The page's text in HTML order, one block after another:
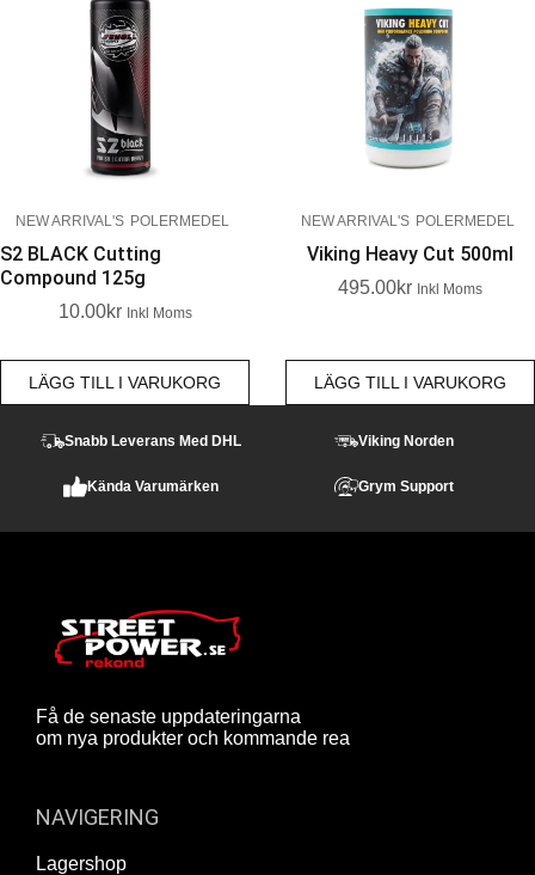
NEW ARRIVAL'S POLERMEDEL
S2 BLACK Cutting
Compound 125g
10.00Kr Inkl Moms
LÄGG TILL I VARUKORG
NEW ARRIVAL'S POLERMEDEL
Viking Heavy Cut 500ml
495.00Kr Inkl Moms
LÄGG TILL I VARUKORG
Snabb Leverans Med DHL Viking Norden
Kända Varumärken Grym Support
Få de senaste uppdateringarna
om nya produkter och kommande rea
NAVIGERING
Lagershop